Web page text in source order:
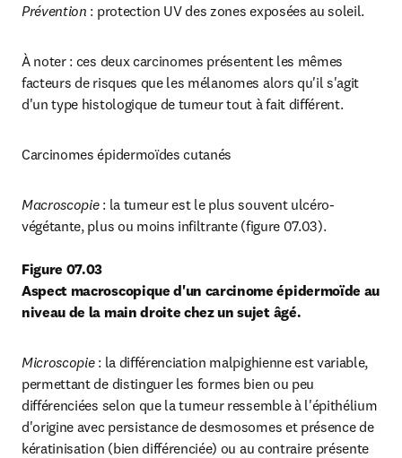
Prévention : protection UV des zones exposées au soleil.
À noter : ces deux carcinomes présentent les mêmes
facteurs de risques que les mélanomes alors qu'il s'agit
d'un type histologique de tumeur tout à fait différent.
Carcinomes épidermoïdes cutanés
Macroscopie : la tumeur est le plus souvent ulcéro-
végétante, plus ou moins infiltrante (figure 07.03).
Figure 07.03
Aspect macroscopique d'un carcinome épidermoïde au
niveau de la main droite chez un sujet âgé.
Microscopie : la différenciation malpighienne est variable,
permettant de distinguer les formes bien ou peu
différenciées selon que la tumeur ressemble à l'épithélium
d'origine avec persistance de desmosomes et présence de
kératinisation (bien différenciée) ou au contraire présente